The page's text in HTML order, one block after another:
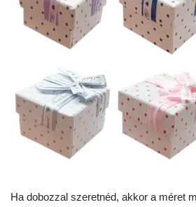
Ha dobozzal szeretnéd, akkor a méret